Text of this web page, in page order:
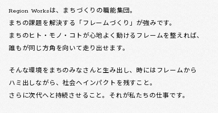
Region Worksは、まちづくりの職能集団。
まちの課題を解決する「フレームづくり」が強みです。
まちのヒト・モノ・コトが心地よく動けるフレームを整えれば、
誰もが同じ方角を向いて走り出せます。
そんな環境をまちのみなさんと生み出し、時にはフレームから
ハミ出しながら、社会へインパクトを残すこと。
さらに次代へと持続させること。それが私たちの仕事です。